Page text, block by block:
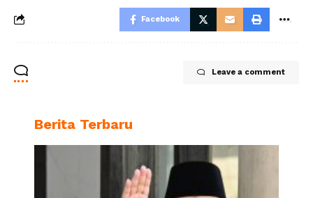
Facebook
Leave a comment
Berita Terbaru